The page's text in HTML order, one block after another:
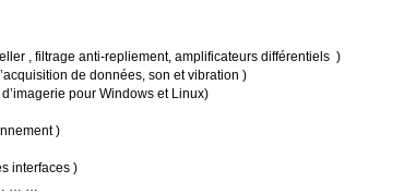
, filtrage anti-repliement, amplificateurs différentiels )
de données, son et vibration )
pour Windows et Linux)
)
interfaces )
… … …